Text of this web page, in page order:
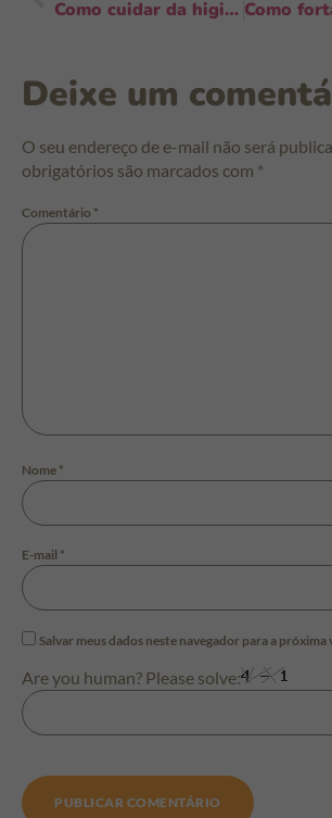
Como cuidar da higiene do bebê em creches: guia prático e urgente para educadores
Deixe um
O seu endereço de e-mail não será
obrigatórios são marcados com *
Comentário *
Nome *
E-mail *
Salvar meus dados neste navegador para a próxima
Are you human? Please solve: